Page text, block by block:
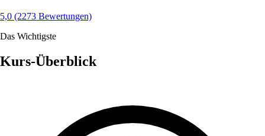
5,0 (2273 Bewertungen)
Das Wichtigste
Kurs-Überblick